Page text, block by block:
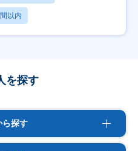
以内
を探す
ら探す